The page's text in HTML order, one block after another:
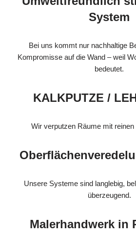
System
Bei uns kommt nur nachhaltige
Kompromisse auf die Wand – weil
bedeutet.
KALKPUTZE /
Wir verputzen Räume mit
Unsere Systeme sind langlebig,
überzeugend.
Malerhandwerk in